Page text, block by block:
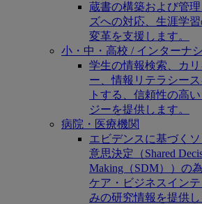
蔵書の構築および管
ズへの対応、生涯学
変革を支援します。
小・中・高校 / インターナ
学生の情報検索、カ
ー、情報リテラシー
トする、信頼性の高
ジーを提供します。
病院・医療機関
エビデンスに基づく
意思決定（Shared
Making（SDM））の
ケア・ビジネスイン
みの研究情報を提供し